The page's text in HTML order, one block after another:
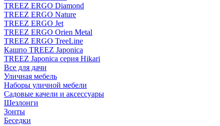
TREEZ ERGO Diamond
TREEZ ERGO Nature
TREEZ ERGO Jet
TREEZ ERGO Orien Metal
TREEZ ERGO TreeLine
Кашпо TREEZ Japonica
TREEZ Japonica серия Hikari
Все для дачи
Уличная мебель
Наборы уличной мебели
Садовые качели и аксессуары
Шезлонги
Зонты
Беседки